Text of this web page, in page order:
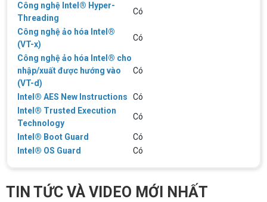
Công nghệ Intel® Hyper-
Threading
Có
Công nghệ ảo hóa Intel®
(VT-x)
Có
Công nghệ ảo hóa Intel® cho
nhập/xuất được hướng vào
(VT-d)
Có
Intel® AES New Instructions
Có
Intel® Trusted Execution
Technology
Có
Intel® Boot Guard
Có
Intel® OS Guard
Có
TIN TỨC VÀ VIDEO MỚI NHẤT
tại các tổ chức tín dụng.
NGUYỄN THẮNG 2026
chuyên ngành CNTT , QTKD hoặc các ngành liên
quan. Ưu tiên biết tiếng Anh cơ bản Có khả năng
làm việc độc lập 24/7 Trung thực, chịu khó, có
cao, quyết đoán. Kinh nghiệm ít nhất 2 năm ở vị
trí tương đương
ĐIỀU KIỆN TRẢ GÓP HDSAIGON
Gói hỗ trợ vay ưu đãi: - Khoản vay lên đến 100
vòng 10 phút
họa từ 2D, dựng video đến 3D
Hướng dẫn chọn PC cho sinh viên thiết kế đồ họa
từ 2D, dựng video đến 3D. Cấu hình tối ưu, dùng